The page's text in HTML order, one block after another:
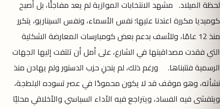
لحظة الميلاد. مشهد الانتخابات الموازية لم يعد مفاجئًا، بل أصبح
كوميديا مكررة اعتدنا عليها؛ نفس الأسماء، ونفس السيناريو، يتكرر
منذ 12 عامًا، وللأسف بدعم بعض كومبارسات المعارضة الشكلية
التي فقدت مصداقيتها في الشارع، على أمل أن تلتفت إليها الجهات
الرسمية فتتبناها. ورغم ذلك، لم ينحنِ حزب الدستور ولم يهادن منذ
نشأته، وهو موقف قد لا يكون محمودًا في عصر تسوده البلطجة،
ويتفشى فيه الفساد، ويتراجع فيه الأداء السياسي والأخلاقي محليًا